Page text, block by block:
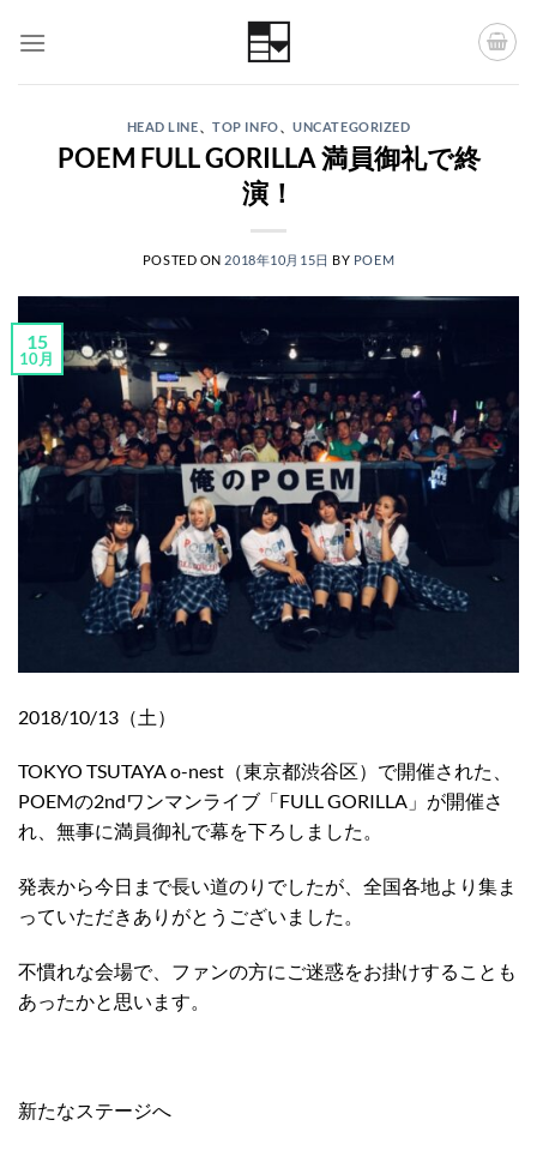
HEAD LINE、TOP INFO、UNCATEGORIZED
POEM FULL GORILLA 満員御礼で終
演！
POSTED ON 2018年10月15日 BY POEM
15
10月
2018/10/13（土）
TOKYO TSUTAYA o-nest（東京都渋谷区）で開催された、
POEMの2ndワンマンライブ「FULL GORILLA」が開催さ
れ、無事に満員御礼で幕を下ろしました。
発表から今日まで長い道のりでしたが、全国各地より集ま
っていただきありがとうございました。
不慣れな会場で、ファンの方にご迷惑をお掛けすることも
あったかと思います。
新たなステージへ